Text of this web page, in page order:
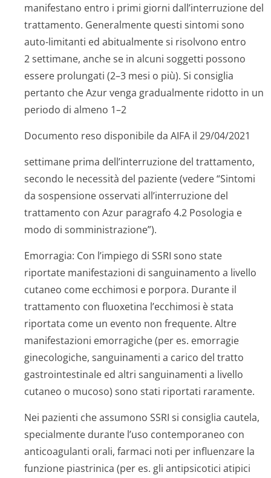
manifestano entro i primi giorni dall’interruzione del
trattamento. Generalmente questi sintomi sono
auto-limitanti ed abitualmente si risolvono entro
2 settimane, anche se in alcuni soggetti possono
essere prolungati (2–3 mesi o più). Si consiglia
pertanto che Azur venga gradualmente ridotto in un
periodo di almeno 1–2
Documento reso disponibile da AIFA il 29/04/2021
settimane prima dell’interruzione del trattamento,
secondo le necessità del paziente (vedere “Sintomi
da sospensione osservati all’interruzione del
trattamento con Azur paragrafo 4.2 Posologia e
modo di somministrazione”).
Emorragia: Con l’impiego di SSRI sono state
riportate manifestazioni di sanguinamento a livello
cutaneo come ecchimosi e porpora. Durante il
trattamento con fluoxetina l’ecchimosi è stata
riportata come un evento non frequente. Altre
manifestazioni emorragiche (per es. emorragie
ginecologiche, sanguinamenti a carico del tratto
gastrointestinale ed altri sanguinamenti a livello
cutaneo o mucoso) sono stati riportati raramente.
Nei pazienti che assumono SSRI si consiglia cautela,
specialmente durante l’uso contemporaneo con
anticoagulanti orali, farmaci noti per influenzare la
funzione piastrinica (per es. gli antipsicotici atipici